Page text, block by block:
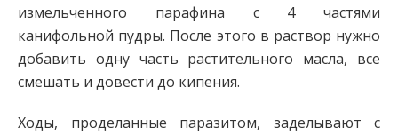
измельченного парафина с 4 частями
канифольной пудры. После этого в раствор нужно
добавить одну часть растительного масла, все
смешать и довести до кипения.
Ходы, проделанные паразитом, заделывают с